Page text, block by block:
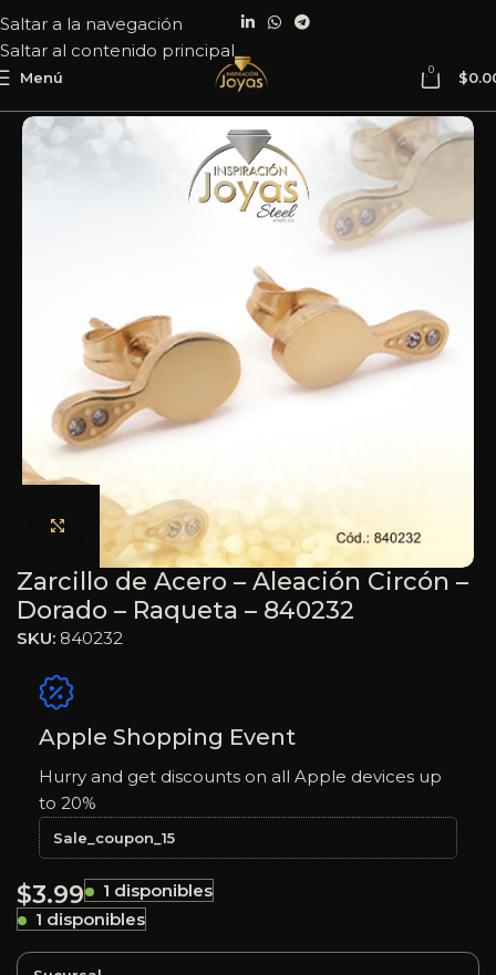
Saltar a la navegación
Saltar al contenido principal
Menú 0 $
Haga clic para ampliar
Zarcillo de Acero – Aleación Circón –
Dorado – Raqueta – 840232
SKU: 840232
Apple Shopping Event
Hurry and get discounts on all Apple devices up
to 20%
Sale_coupon_15
$3.99
1 disponibles
1 disponibles